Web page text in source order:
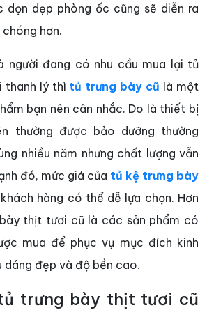
dọn dẹp phòng ốc cũng sẽ diễn ra
hơn.
người đang có nhu cầu mua lại tủ
thanh lý thì tủ trưng bày cũ là một
bạn nên cân nhắc. Do là thiết bị
thường được bảo dưỡng thường
nhiều năm nhưng chất lượng vẫn
đó, mức giá của tủ kệ trưng bày
hàng có thể dễ lựa chọn. Hơn
thịt tươi cũ là các sản phẩm có
mua để phục vụ mục đích kinh
dáng đẹp và độ bền cao.
trưng bày thịt tươi cũ